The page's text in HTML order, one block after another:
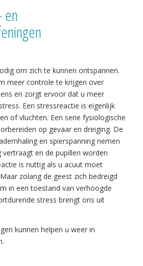
en
om zich te kunnen ontspannen.
meer controle te krijgen over
en zorgt ervoor dat u meer
Een stressreactie is eigenlijk
of vluchten. Een serie fysiologische
op gevaar en dreiging. De
en spierspanning nemen
en de pupillen worden
is nuttig als u acuut moet
zolang de geest zich bedreigd
in een toestand van verhoogde
stress brengt ons uit
kunnen helpen u weer in